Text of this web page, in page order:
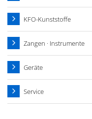
KFO-Kunststoffe
Zangen · Instrumente
Geräte
Service